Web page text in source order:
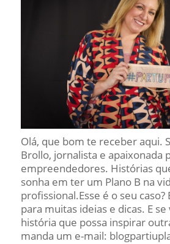
Olá, que bom te receber aqui.
Brollo, jornalista e apaixonada
empreendedores. Histórias
sonha em ter um Plano B na
profissional.Esse é o seu
para muitas ideias e dicas. E
história que possa inspirar
manda um e-mail: